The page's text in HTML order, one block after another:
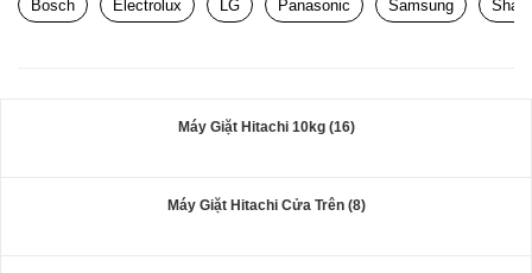
Bosch Electrolux LG Panasonic Samsung Sharp
Máy Giặt Hitachi 10kg (16)
Máy Giặt Hitachi Cửa Trên (8)